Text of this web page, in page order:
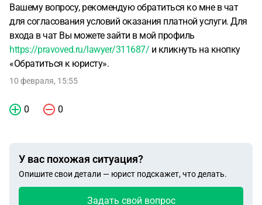
Вашему вопросу, рекомендую обратиться ко мне в чат
для согласования условий оказания платной услуги. Для
входа в чат Вы можете зайти в мой профиль
https://pravoved.ru/lawyer/311687/ и кликнуть на кнопку
«Обратиться к юристу».
10 февраля, 15:55
0 0
У вас похожая ситуация?
Опишите свои детали — юрист подскажет, что делать.
Задать свой вопрос